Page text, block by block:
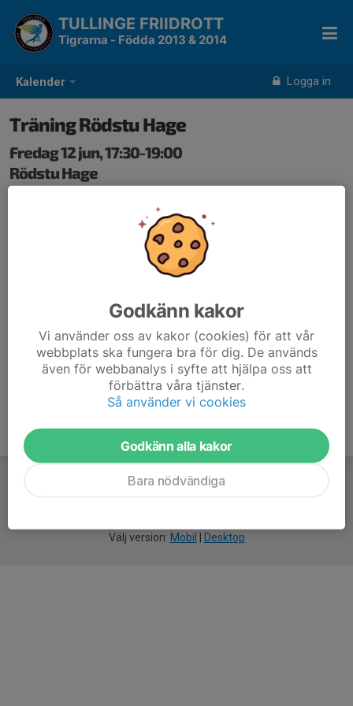
Kalender Logga in
TULLINGE FRIIDROTT
Tigrarna - Födda 2013 & 2014
Träning Rödstu Hage
Fredag 12 jun, 17:30-19:00
Rödstu Hage
Välj version: Mobil Desktop
Godkänn kakor
Vi använder oss av kakor (cookies) för att vår
webbplats ska fungera bra för dig. De används
även för webbanalys i syfte att hjälpa oss att
förbättra våra tjänster.
Så använder vi cookies
Godkänn alla kakor
Bara nödvändiga